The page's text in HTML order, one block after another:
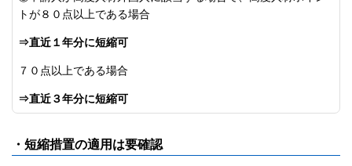
トが８０点以上である場合
⇒直近１年分に短縮可
７０点以上である場合
⇒直近３年分に短縮可
・短縮措置の適用は要確認